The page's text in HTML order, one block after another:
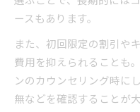
ースもあります。
また、初回限定の割引や
費用を抑えられることも
ンのカウンセリング時に
無などを確認することが大